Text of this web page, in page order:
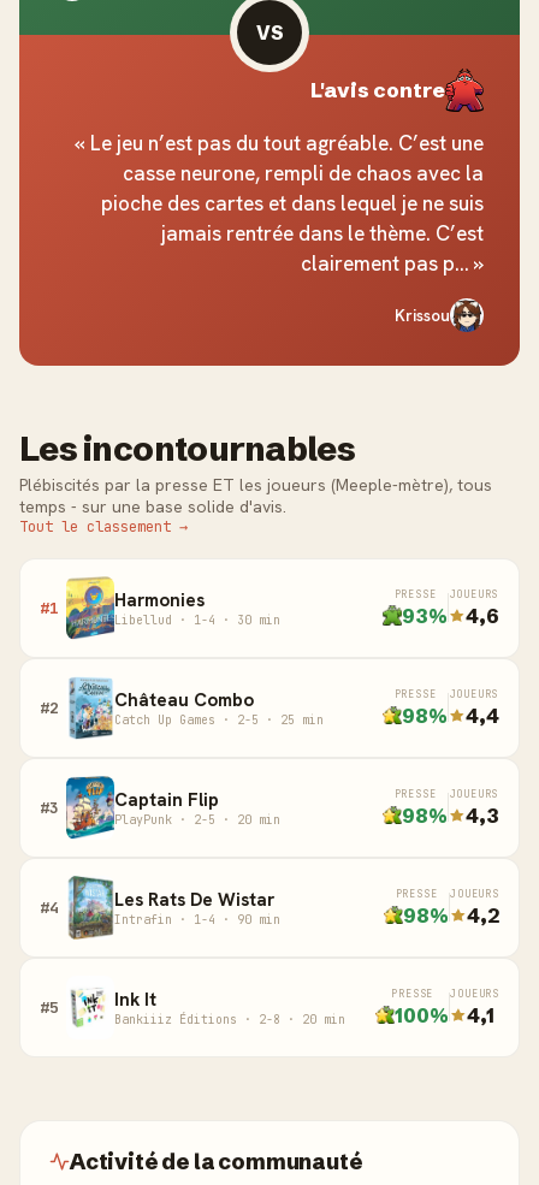
L'avis contre
« Le jeu n’est pas du tout agréable. C’est une
casse neurone, rempli de chaos avec la
pioche des cartes et dans lequel je ne suis
jamais rentrée dans le thème. C’est
clairement pas p... »
Krissou
VS
Les incontournables
Plébiscités par la presse ET les joueurs (Meeple-mètre), tous
temps - sur une base solide d'avis.
Tout le classement →
#1 Harmonies
Libellud · 1-4 · 30 min
PRESSE
93%
JOUEURS
4,6
#2 Château Combo
Catch Up Games · 2-5 · 25 min
PRESSE
98%
JOUEURS
4,4
#3 Captain Flip
PlayPunk · 2-5 · 20 min
PRESSE
98%
JOUEURS
4,3
#4 Les Rats De Wistar
Intrafin · 1-4 · 90 min
PRESSE
98%
JOUEURS
4,2
#5 Ink It
Bankiiiz Éditions · 2-8 · 20 min
PRESSE
100%
JOUEURS
4,1
Activité de la communauté